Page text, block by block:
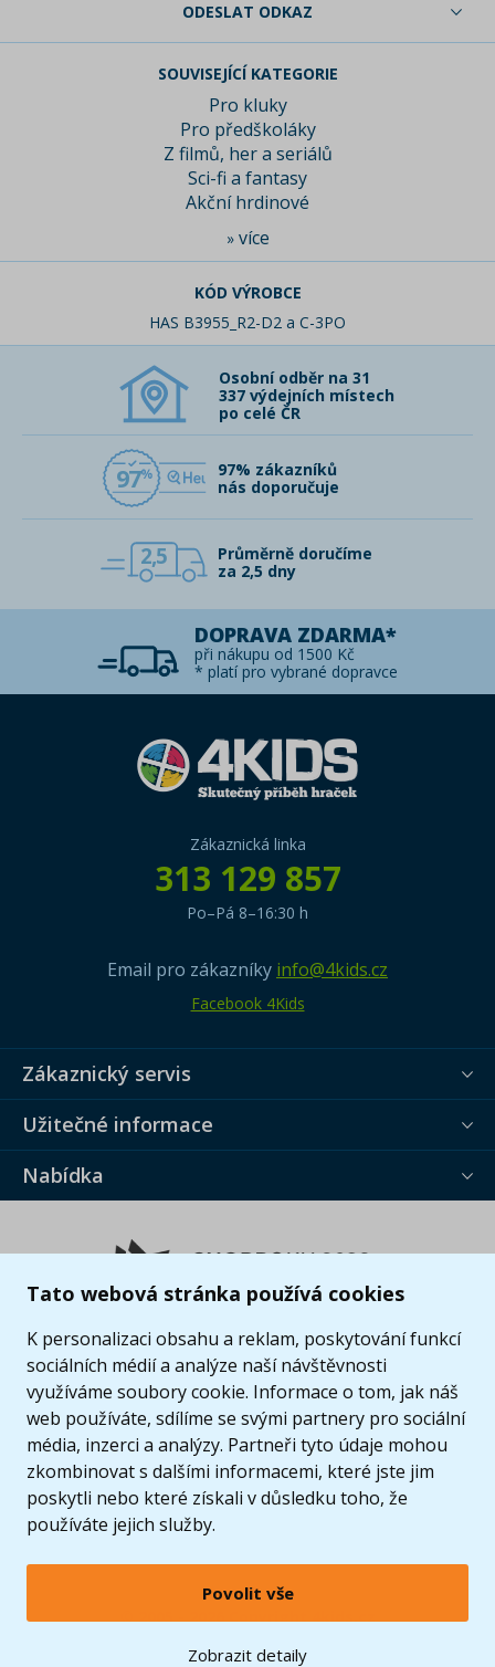
Tato webová stránka používá cookies
K personalizaci obsahu a reklam, poskytování funkcí
sociálních médií a analýze naší návštěvnosti
využíváme soubory cookie. Informace o tom, jak náš
web používáte, sdílíme se svými partnery pro sociální
média, inzerci a analýzy. Partneři tyto údaje mohou
zkombinovat s dalšími informacemi, které jste jim
poskytli nebo které získali v důsledku toho, že
používáte jejich služby.
Povolit vše
Zobrazit detaily
ODESLAT ODKAZ
SOUVISEJÍCÍ KATEGORIE
Pro kluky
Pro předškoláky
Z filmů, her a seriálů
Sci-fi a fantasy
Akční hrdinové
» více
KÓD VÝROBCE
HAS B3955_R2-D2 a C-3PO
Osobní odběr na 31
337 výdejních místech
po celé ČR
97
97% zákazníků
nás doporučuje
2,5
Průměrně doručíme
za 2,5 dny
DOPRAVA ZDARMA*
při nákupu od 1500 Kč
* platí pro vybrané dopravce
Zákaznická linka
313 129 857
Po–Pá 8–16:30 h
Email pro zákazníky info@4kids.cz
Facebook 4Kids
Zákaznický servis
Užitečné informace
Nabídka
© 2005 - 2026 Copyright 4kids.cz
LEGO, logo LEGO a minifigurka jsou ochrannými známkami společnosti LEGO Group. ©
2024 The LEGO Group.